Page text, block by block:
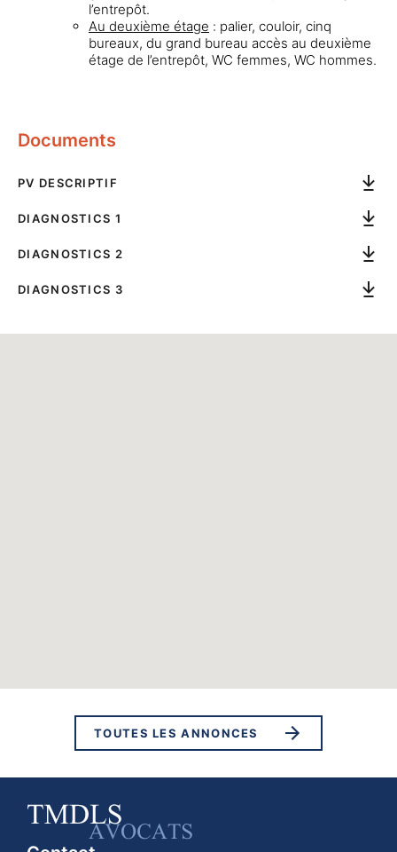
l’entrepôt.
Au deuxième étage : palier, couloir, cinq
bureaux, du grand bureau accès au deuxième
étage de l’entrepôt, WC femmes, WC hommes.
Documents
PV DESCRIPTIF
DIAGNOSTICS 1
DIAGNOSTICS 2
DIAGNOSTICS 3
TOUTES LES ANNONCES